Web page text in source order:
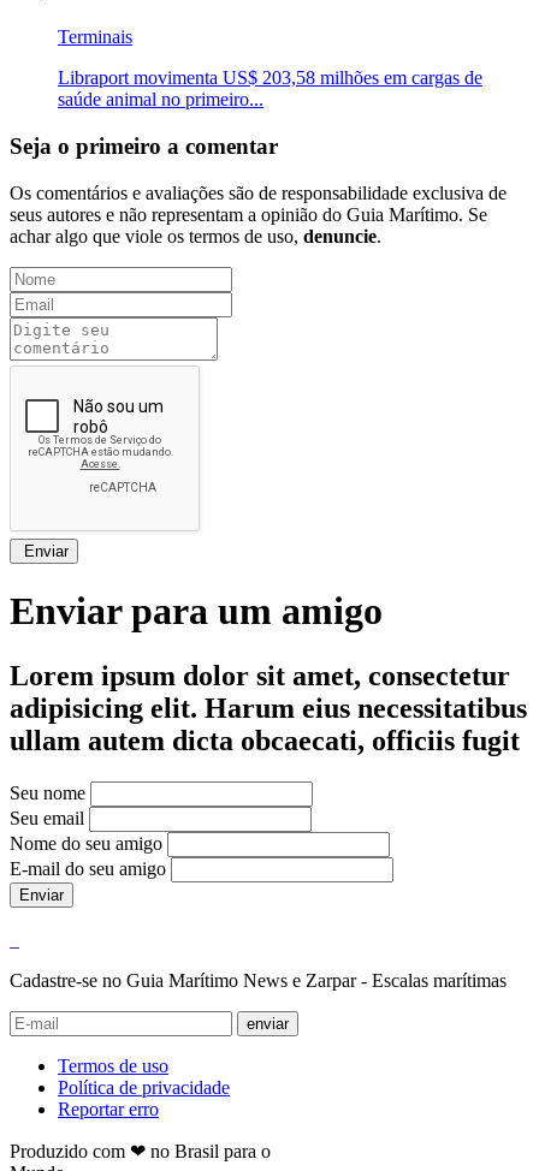
Terminais
Libraport movimenta US$ 203,58 milhões em cargas de
saúde animal no primeiro...
Seja o primeiro a comentar
Os comentários e avaliações são de responsabilidade exclusiva de
seus autores e não representam a opinião do Guia Marítimo. Se
achar algo que viole os termos de uso, denuncie.
Enviar
Enviar para um amigo
Lorem ipsum dolor sit amet, consectetur
adipisicing elit. Harum eius necessitatibus
ullam autem dicta obcaecati, officiis fugit
Seu nome
Seu email
Nome do seu amigo
E-mail do seu amigo
Enviar
Cadastre-se no Guia Marítimo News e Zarpar - Escalas marítimas
enviar
Termos de uso
Política de privacidade
Reportar erro
Produzido com ❤ no Brasil para o